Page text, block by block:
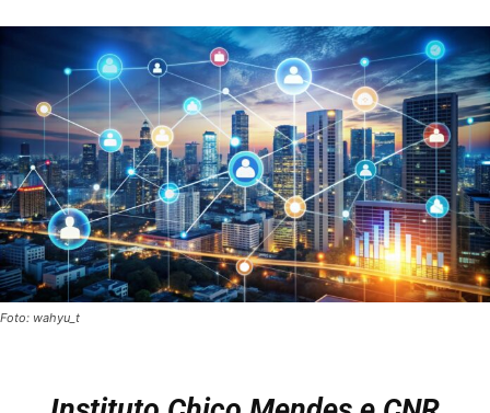
Foto: wahyu_t